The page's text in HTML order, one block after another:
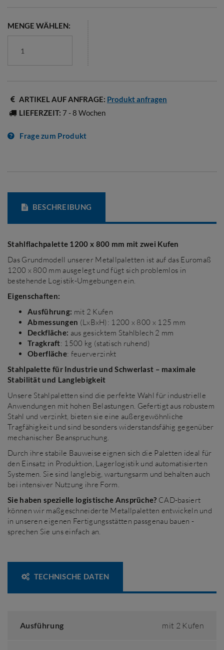
MENGE WÄHLEN:
ARTIKEL AUF ANFRAGE: Produkt anfragen
LIEFERZEIT: 7 - 8 Wochen
Frage zum Produkt
BESCHREIBUNG
Stahlflachpalette 1200 x 800 mm mit zwei Kufen
Das Grundmodell unserer Metallpaletten ist auf das Euromaß
1200 x 800 mm ausgelegt und fügt sich problemlos in
bestehende Logistik-Umgebungen ein.
Eigenschaften:
Ausführung: mit 2 Kufen
Abmessungen (LxBxH): 1200 x 800 x 125 mm
Deckfläche: aus gesicktem Stahlblech 2 mm
Tragkraft: 1500 kg (statisch ruhend)
Oberfläche: feuerverzinkt
Stahlpalette für Industrie und Schwerlast – maximale
Stabilität und Langlebigkeit
Unsere Stahlpaletten sind die perfekte Wahl für industrielle
Anwendungen mit hohen Belastungen. Gefertigt aus robustem
Stahl und verzinkt, bieten sie eine außergewöhnliche
Tragfähigkeit und sind besonders widerstandsfähig gegenüber
mechanischer Beanspruchung.
Durch ihre stabile Bauweise eignen sich die Paletten ideal für
den Einsatz in Produktion, Lagerlogistik und automatisierten
Systemen. Sie sind langlebig, wartungsarm und behalten auch
bei intensiver Nutzung ihre Form.
Sie haben spezielle logistische Ansprüche? CAD-basiert
können wir maßgeschneiderte Metallpaletten entwickeln und
in unseren eigenen Fertigungsstätten passgenau bauen -
sprechen Sie uns einfach an.
TECHNISCHE DATEN
Ausführung mit 2 Kufen